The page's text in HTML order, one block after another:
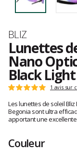
Marque
BLIZ
Lunettes
Nano
Black
Les
clients
Note
:
5
sur
1 avis sur
Les lunettes de soleil Bliz
Begonia sont ultra
apportant une
Couleur